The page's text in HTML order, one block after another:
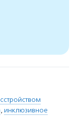
, инклюзивное